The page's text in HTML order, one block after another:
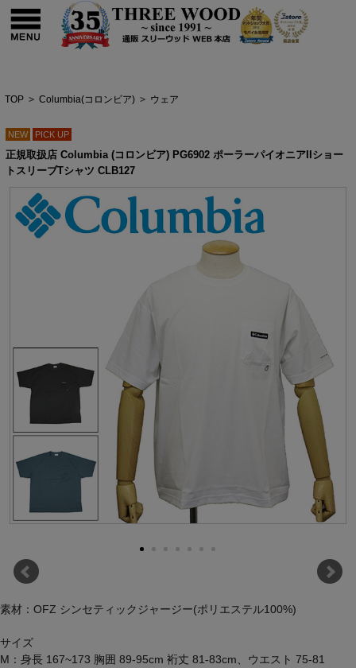
TOP > Columbia(コロンビア) > ウェア
NEW PICK UP
正規取扱店 Columbia (コロンビア) PG6902 ポーラーパイオニアIIショー
トスリーブTシャツ CLB127
素材：OFZ シンセティックジャージー(ポリエステル100%)
サイズ
M：身長 167~173 胸囲 89-95cm 裄丈 81-83cm、ウエスト 75-81